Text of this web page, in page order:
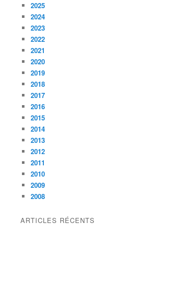
2025
2024
2023
2022
2021
2020
2019
2018
2017
2016
2015
2014
2013
2012
2011
2010
2009
2008
ARTICLES RÉCENTS